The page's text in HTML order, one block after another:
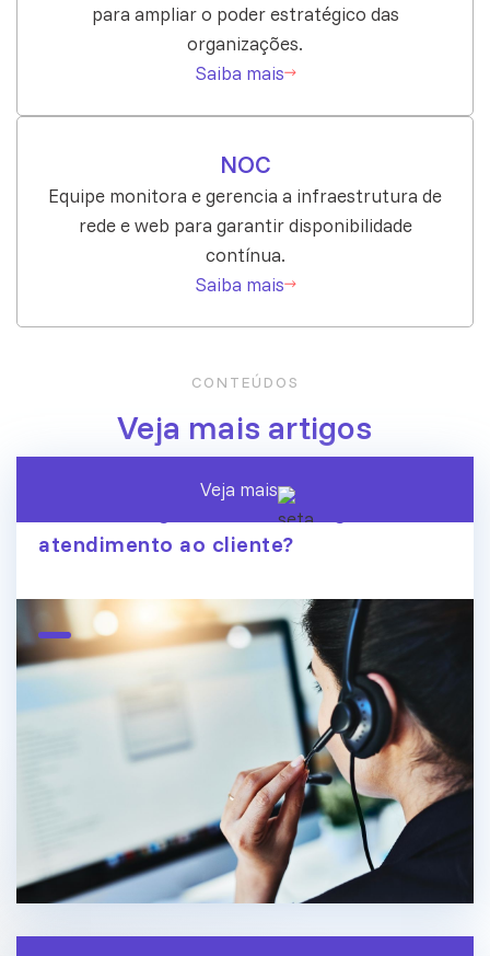
para ampliar o poder estratégico das
organizações.
Saiba mais
NOC
Equipe monitora e gerencia a infraestrutura de
rede e web para garantir disponibilidade
contínua.
Saiba mais
CONTEÚDOS
Veja mais artigos
A era dos agentes de IA chegou ao
atendimento ao cliente?
Veja mais